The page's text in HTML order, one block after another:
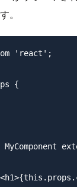
。
'react';
{